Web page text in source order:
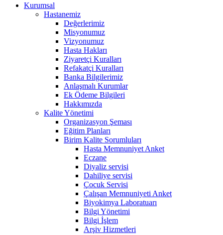
Kurumsal
Hastanemiz
Değerlerimiz
Misyonumuz
Vizyonumuz
Hasta Hakları
Ziyaretçi Kuralları
Refakatçi Kuralları
Banka Bilgilerimiz
Anlaşmalı Kurumlar
Ek Ödeme Bilgileri
Hakkımızda
Kalite Yönetimi
Organizasyon Şeması
Eğitim Planları
Birim Kalite Sorumluları
Hasta Memnuniyet Anket
Eczane
Diyaliz servisi
Dahiliye servisi
Çocuk Servisi
Çalışan Memnuniyeti Anket
Biyokimya Laboratuarı
Bilgi Yönetimi
Bilgi İşlem
Arşiv Hizmetleri